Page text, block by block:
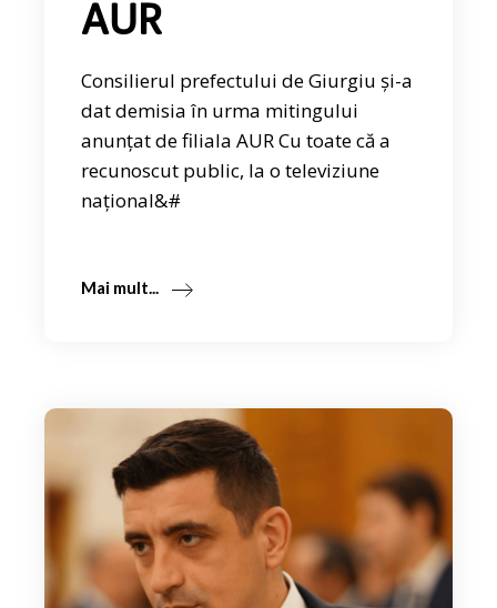
AUR
Consilierul prefectului de Giurgiu și-a
dat demisia în urma mitingului
anunțat de filiala AUR Cu toate că a
recunoscut public, la o televiziune
național&#
Mai mult...